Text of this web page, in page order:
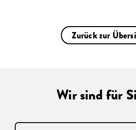
Zurück zur
Wir sind für